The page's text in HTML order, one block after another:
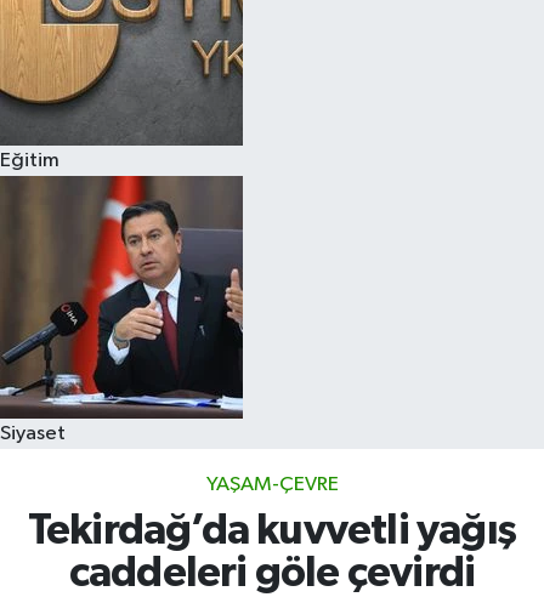
Eğitim
Siyaset
YAŞAM-ÇEVRE
Tekirdağ’da kuvvetli yağış
caddeleri göle çevirdi